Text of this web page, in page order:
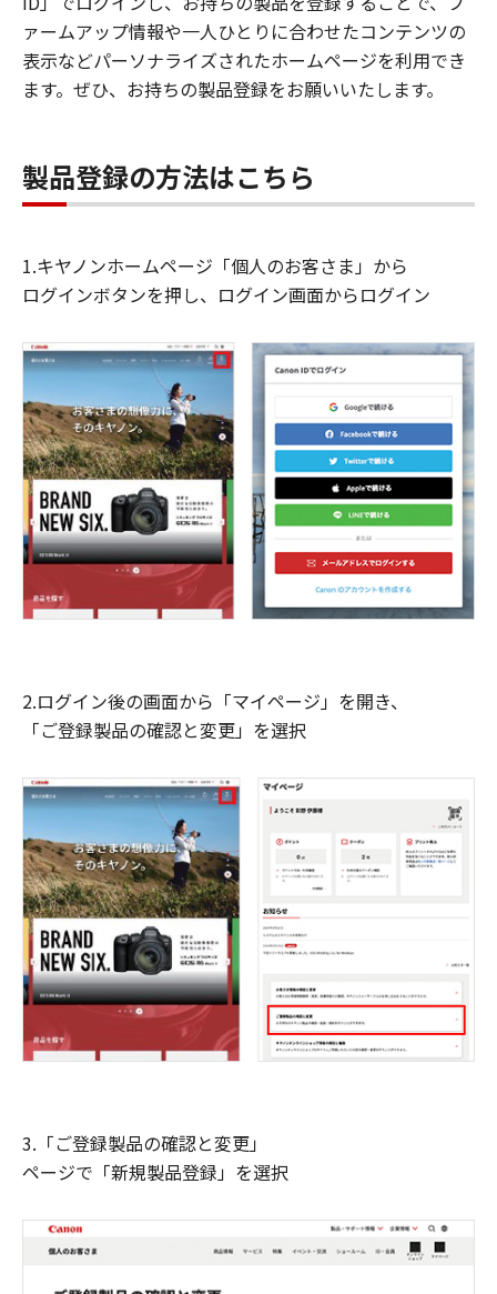
ァームアップ情報や一人ひとりに合わせたコンテンツの
表示などパーソナライズされたホームページを利用でき
ます。ぜひ、お持ちの製品登録をお願いいたします。
製品登録の方法はこちら
1.キヤノンホームページ「個人のお客さま」から
ログインボタンを押し、ログイン画面からログイン
2.ログイン後の画面から「マイページ」を開き、
「ご登録製品の確認と変更」を選択
3.「ご登録製品の確認と変更」
ページで「新規製品登録」を選択